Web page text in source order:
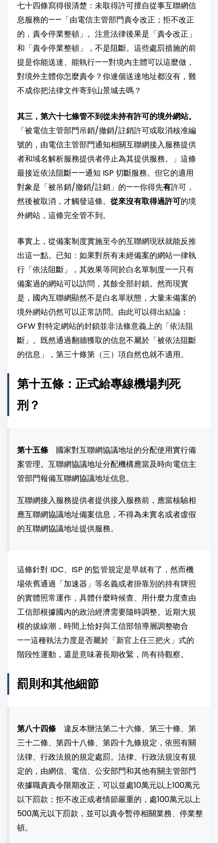
七十四條寫得很清楚：未取得許可擅自從事互聯網信
息服務的——「由電信主管部門責令改正；拒不改正
的，責令停業整頓」。注意法律後果是「責令改正」
和「責令停業整頓」，不是阻斷。這些處罰措施的前
提是你能送達、能執行——對境內主體可以這麼做，
對境外主體你怎麼責令？你連個送達地址都沒有，難
不成你把法律文件寄到山景城去嗎？
其三，第六十七條管不到從未持有許可的境外網站。
「被電信主管部門吊銷/撤銷/註銷許可或取消核准編
號的，由電信主管部門通知相關互聯網接入服務提供
者和域名解析服務提供者停止為其提供服務。」這條
最接近依法阻斷——通知 ISP 切斷服務。但它的適用
對象是「被吊銷/撤銷/註銷」的——你得先有許可，
然後被取消，才觸發這條。 從來沒有取得過許可的境
外網站，這條完全管不到。
事實上，從備案制度實施至今的互聯網現狀就能反推
出這一點。已知：如果對所有未經備案的網站一律執
行「依法阻斷」，其效果等同於白名單制度——只有
備案過的網站可以訪問，其餘全部封鎖。然而現實
是，國內互聯網顯然不是白名單狀態，大量未備案的
境外網站仍然可以正常訪問。由此可以得出結論：
GFW 對特定網站的封鎖並非法條意義上的「依法阻
斷」。既然通過翻牆獲取的信息不屬於「被依法阻斷
的信息」，第三十條第（三）項自然也就不適用。
第十五條：正式給專線機場判死
刑？
第十五條 國家對互聯網協議地址的分配使用實行備
案管理。互聯網協議地址分配機構應當及時向電信主
管部門報備互聯網協議地址信息。
互聯網接入服務提供者提供接入服務前，應當核驗相
應互聯網協議地址備案信息，不得為未實名或者虛假
的互聯網協議地址提供服務。
這條針對 IDC、ISP 的監管規定是早就有了，然而機
場依舊通過「加速器」等名義或者掛靠別的持有牌照
的實體照常運作，具體什麼時候查、用什麼力度查由
工信部根據國內的政治經濟需要隨時調整。近期大規
模的拔線潮，時間上恰好與工信部領導層調整吻合
——這種執法力度是否屬於「新官上任三把火」式的
階段性運動，還是意味著長期收緊，尚有待觀察。
罰則和其他細節
第八十四條 違反本辦法第二十六條、第三十條、第
三十二條、第四十八條、第四十九條規定，依照有關
法律、行政法規的規定處罰。法律、行政法規沒有規
定的，由網信、電信、公安部門和其他有關主管部門
依據職責責令限期改正，可以並處10萬元以上100萬元
以下罰款；拒不改正或者情節嚴重的，處100萬元以上
500萬元以下罰款，並可以責令暫停相關業務、停業整
頓。